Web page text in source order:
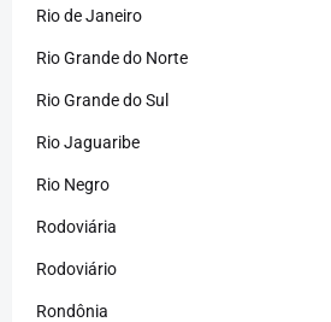
Rio de Janeiro
Rio Grande do Norte
Rio Grande do Sul
Rio Jaguaribe
Rio Negro
Rodoviária
Rodoviário
Rondônia